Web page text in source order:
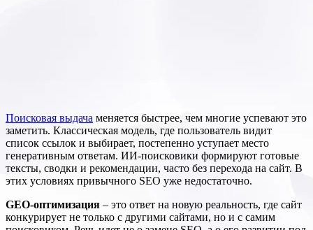
Поисковая выдача меняется быстрее, чем многие успевают это
заметить. Классическая модель, где пользователь видит
список ссылок и выбирает, постепенно уступает место
генеративным ответам. ИИ-поисковики формируют готовые
тексты, сводки и рекомендации, часто без перехода на сайт. В
этих условиях привычного SEO уже недостаточно.
GEO-оптимизация– это ответ на новую реальность, где сайт
конкурирует не только с другими сайтами, но и с самим